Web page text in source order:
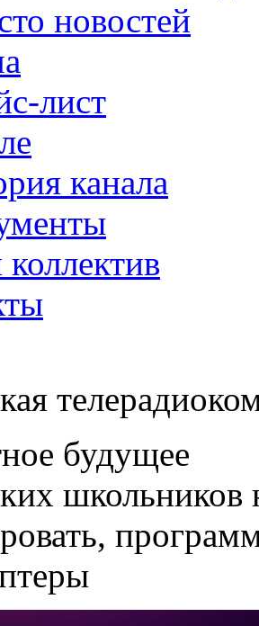
новостей
лист
канала
будущее
школьников